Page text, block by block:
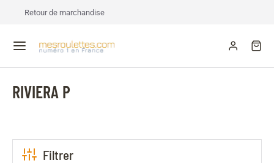
Retour de marchandise
RIVIERA P
Filtrer